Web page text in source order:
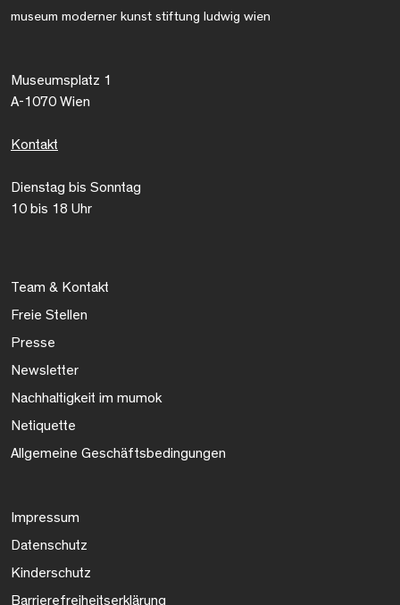
museum moderner kunst stiftung ludwig wien
Museumsplatz 1
A-1070 Wien
Kontakt
Dienstag bis Sonntag
10 bis 18 Uhr
Team & Kontakt
Freie Stellen
Presse
Newsletter
Nachhaltigkeit im mumok
Netiquette
Allgemeine Geschäftsbedingungen
Impressum
Datenschutz
Kinderschutz
Barrierefreiheitserklärung